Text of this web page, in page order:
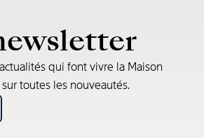
qui font vivre la Maison
toutes les nouveautés.